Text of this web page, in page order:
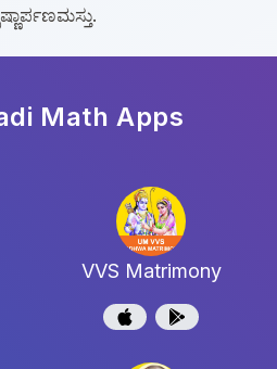
Math Apps
VVS Matrimony